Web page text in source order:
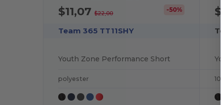
$11,07$22,00 -50%
Team 365 TT11SHY
Youth Zone Performance Short
polyester